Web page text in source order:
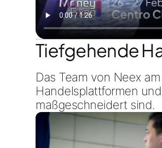
Tiefgehende
Das Team von Neex am
Handelsplattformen und
maßgeschneidert sind.